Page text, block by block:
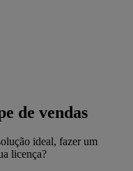
de vendas
ideal, fazer um
licença?